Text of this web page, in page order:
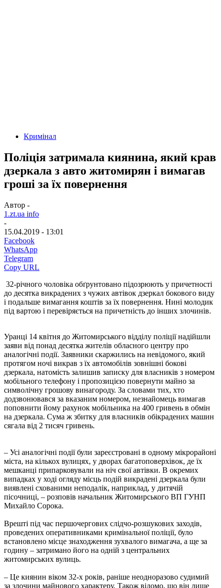
Кримінал
Поліція затримала киянина, який крав
дзеркала з авто житомирян і вимагав
гроші за їх повернення
Автор -
1.zt.ua info
-
15.04.2019 - 13:01
Facebook
WhatsApp
Telegram
Copy URL
32-річного чоловіка обґрунтовано підозрюють у причетності
до десятка викрадених з чужих автівок дзеркал бокового виду
і подальше вимагання коштів за їх повернення. Нині молодик
під вартою і перевіряється на причетність до інших злочинів.
Уранці 14 квітня до Житомирського відділу поліції надійшли
заяви від понад десятка жителів обласного центру про
аналогічні події. Заявники скаржились на невідомого, який
протягом ночі викрав з їх автомобілів зовнішні бокові
дзеркала, натомість залишив записку для власників з номером
мобільного телефону і пропозицією повернути майно за
символічну грошову винагороду. За словами тих, хто
додзвонювався за вказаним номером, незнайомець вимагав
поповнити йому рахунок мобільника на 400 гривень в обмін
на дзеркала. Сума ж збитку для власників обікрадених машин
сягала від 2 тисяч гривень.
– Усі аналогічні події були зареєстровані в одному мікрорайоні
міста, на кількох вулицях, у дворах багатоповерхівок, де їх
мешканці припарковували на ніч свої автівки. В окремих
випадках у ході огляду місць подій викрадені дзеркала були
виявлені схованими неподалік, наприклад, у дитячій
пісочниці, – розповів начальник Житомирського ВП ГУНП
Михайло Сорока.
Врешті під час першочергових слідчо-розшукових заходів,
проведених оперативниками кримінальної поліції, було
встановлено місце знаходження зухвалого вимагача, а ще за
годину – затримано його на одній з центральних
житомирських вулиць.
– Це киянин віком 32-х років, раніше неодноразово судимий
за злочини майнового характеру. Також відомо, що він лише